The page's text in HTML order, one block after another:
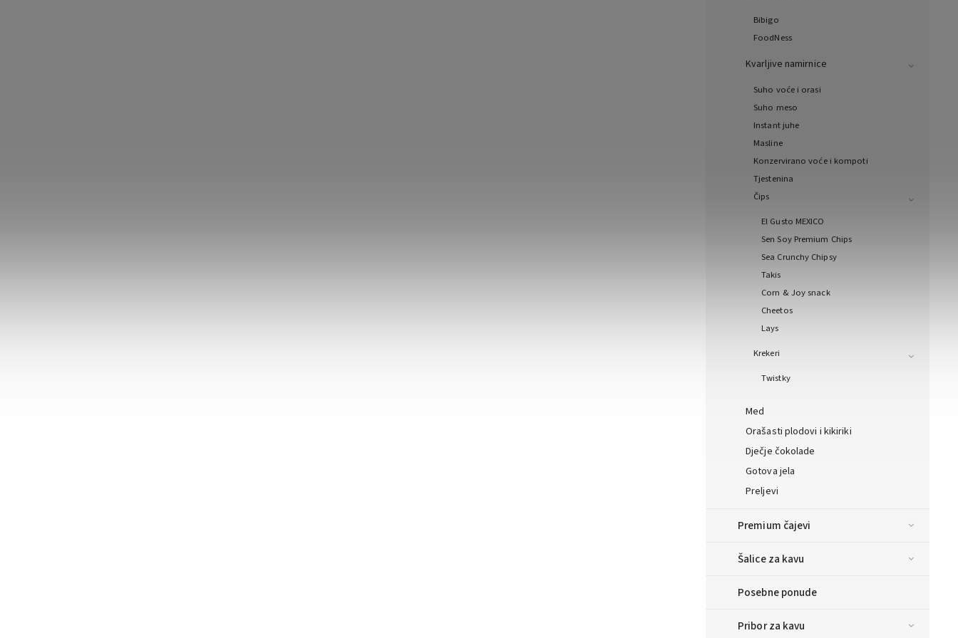
Bibigo
FoodNess
Kvarljive namirnice
Suho voće i orasi
Suho meso
Instant juhe
Masline
Konzervirano voće i kompoti
Tjestenina
Čips
El Gusto MEXICO
Sen Soy Premium Chips
Sea Crunchy Chipsy
Takis
Corn & Joy snack
Cheetos
Lays
Krekeri
Twistky
Med
Orašasti plodovi i kikiriki
Dječje čokolade
Gotova jela
Preljevi
Premium čajevi
Šalice za kavu
Posebne ponude
Pribor za kavu